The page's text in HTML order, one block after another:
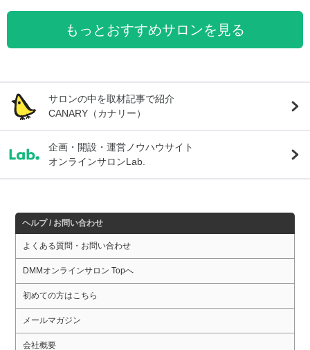
もっとおすすめサロンを見る
サロンの中を取材記事で紹介
CANARY（カナリー）
企画・開設・運営ノウハウサイト
オンラインサロンLab.
ヘルプ / お問い合わせ
よくある質問・お問い合わせ
DMMオンラインサロン Topへ
初めての方はこちら
メールマガジン
会社概要